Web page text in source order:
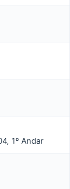
1º Andar